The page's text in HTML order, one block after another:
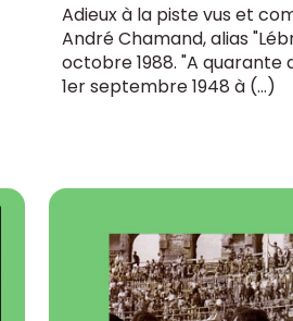
Adieux à la piste vus et
André Chamand, alias
octobre 1988. "A quarante
1er septembre 1948 à (…)